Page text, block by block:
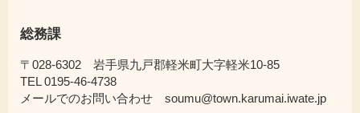
総務課
〒028-6302 岩手県九戸郡軽米町大字軽米10-85
TEL 0195-46-4738
メールでのお問い合わせ soumu@town.karumai.iwate.jp